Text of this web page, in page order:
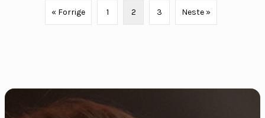
« Forrige 1 2 3 Neste »